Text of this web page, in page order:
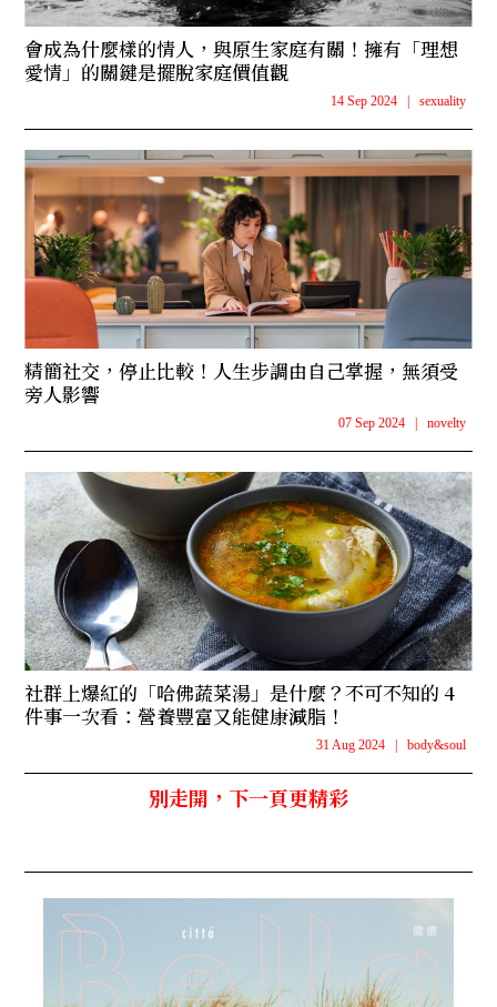
會成為什麼樣的情人，與原生家庭有關！擁有「理想
愛情」的關鍵是擺脫家庭價值觀
14 Sep 2024 | sexuality
精簡社交，停止比較！人生步調由自己掌握，無須受
旁人影響
07 Sep 2024 | novelty
社群上爆紅的「哈佛蔬菜湯」是什麼？不可不知的 4
件事一次看：營養豐富又能健康減脂！
31 Aug 2024 | body&soul
別走開，下一頁更精彩